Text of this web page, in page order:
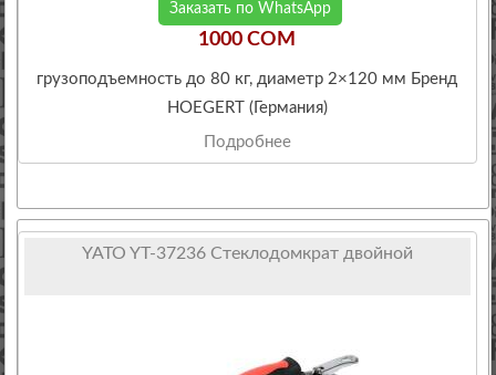
Заказать по WhatsApp
1000 COM
грузоподъемность до 80 кг, диаметр 2×120 мм Бренд
HOEGERT (Германия)
Подробнее
YATO YT-37236 Стеклодомкрат двойной